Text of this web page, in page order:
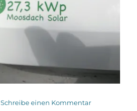
Schreibe einen Kommentarzu